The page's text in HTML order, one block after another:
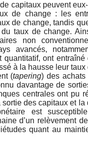
capitaux peuvent
de change : les
de change, tandis
taux de change.
non
avancés,
quantitatif, ont
à la hausse leur
(tapering) des achats
davantage de
centrales ont pu
des capitaux et
est
d’un relèvement
quant au